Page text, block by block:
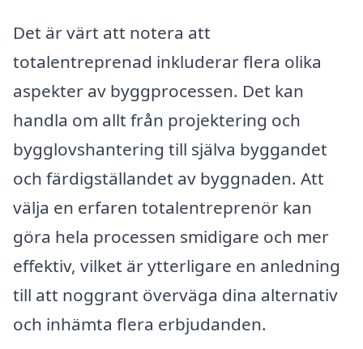
Det är värt att notera att
totalentreprenad inkluderar flera olika
aspekter av byggprocessen. Det kan
handla om allt från projektering och
bygglovshantering till själva byggandet
och färdigställandet av byggnaden. Att
välja en erfaren totalentreprenör kan
göra hela processen smidigare och mer
effektiv, vilket är ytterligare en anledning
till att noggrant överväga dina alternativ
och inhämta flera erbjudanden.